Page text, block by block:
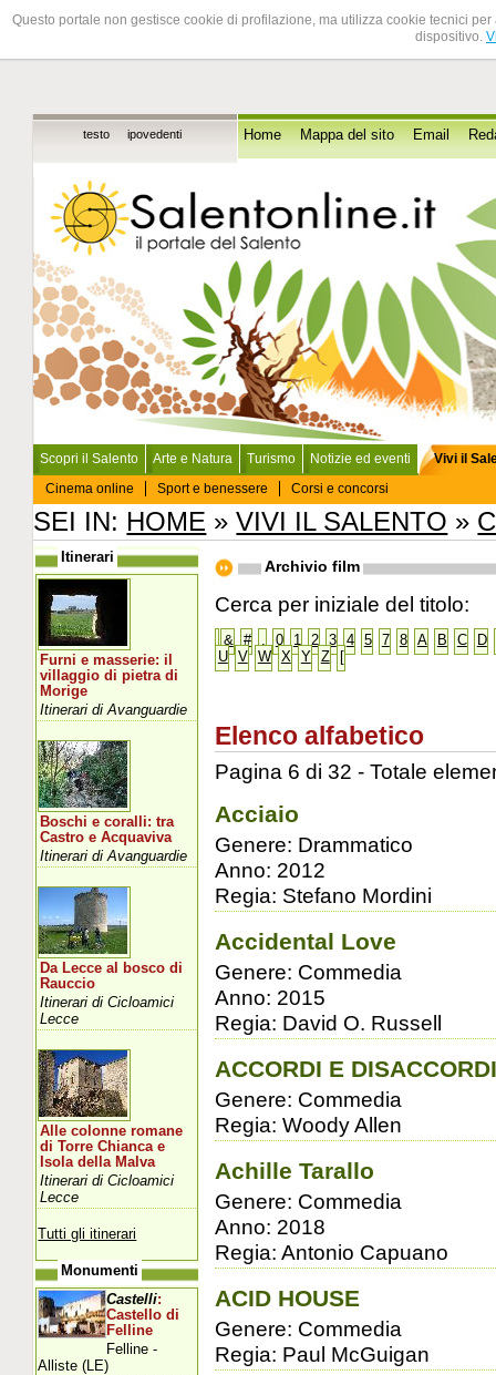
Questo portale non gestisce cookie di profilazione, ma utilizza cookie tecnici
dispositivo.
testo ipovedenti Home Mappa del sito Email
Scopri il Salento Arte e Natura Turismo Notizie ed eventi
Vivi il
Cinema online
Sport e benessere Corsi e concorsi
SEI IN: HOME »VIVI IL SALENTO »
Archivio film
Cerca per iniziale del titolo:
& # . 0 1 2 3 4 5 7 8 A B C
D
U
V W X Y Z [
Elenco alfabetico
Pagina 6 di 32 - Totale
Acciaio
Genere: Drammatico
Anno: 2012
Regia: Stefano Mordini
Accidental Love
Genere: Commedia
Anno: 2015
Regia: David O. Russell
ACCORDI E DISACCORDI
Genere: Commedia
Regia: Woody Allen
Achille Tarallo
Genere: Commedia
Anno: 2018
Regia: Antonio Capuano
ACID HOUSE
Genere: Commedia
Regia: Paul McGuigan
Itinerari
Furni e masserie: il
villaggio di pietra di
Morige
Itinerari di Avanguardie
Boschi e coralli: tra
Castro e Acquaviva
Itinerari di Avanguardie
Da Lecce al bosco di
Rauccio
Itinerari di Cicloamici
Lecce
Alle colonne romane
di Torre Chianca e
Isola della Malva
Itinerari di Cicloamici
Lecce
Tutti gli itinerari
Monumenti
Castelli:
Castello di
Felline
Felline -
Alliste (LE)